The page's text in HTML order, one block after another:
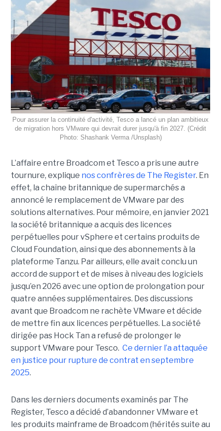
Pour assurer la continuité d'activité, Tesco a lancé un plan ambitieux
de migration hors VMware qui devrait durer jusqu'à fin 2027. (Crédit
Photo: Shashank Verma /Unsplash)
L’affaire entre Broadcom et Tesco a pris une autre
tournure, explique nos confrères de The Register. En
effet, la chaîne britannique de supermarchés a
annoncé le remplacement de VMware par des
solutions alternatives. Pour mémoire, en janvier 2021
la société britannique a acquis des licences
perpétuelles pour vSphere et certains produits de
Cloud Foundation, ainsi que des abonnements à la
plateforme Tanzu. Par ailleurs, elle avait conclu un
accord de support et de mises à niveau des logiciels
jusqu’en 2026 avec une option de prolongation pour
quatre années supplémentaires. Des discussions
avant que Broadcom ne rachète VMware et décide
de mettre fin aux licences perpétuelles. La société
dirigée pas Hock Tan a refusé de prolonger le
support VMware pour Tesco. Ce dernier l’a attaquée
en justice pour rupture de contrat en septembre
2025.
Dans les derniers documents examinés par The
Register, Tesco a décidé d’abandonner VMware et
les produits mainframe de Broadcom (hérités suite au